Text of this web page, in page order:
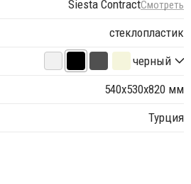
Siesta ContractСмотреть
стеклопластик
черный
540х530х820 мм
Турция